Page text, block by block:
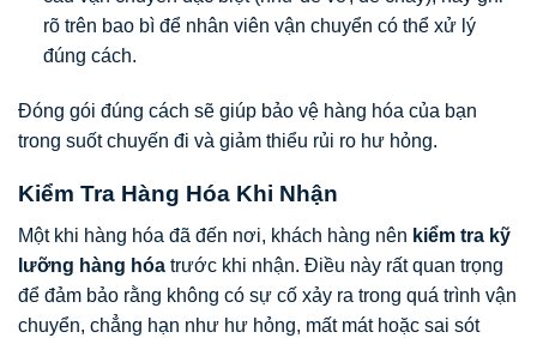
rõ trên bao bì để nhân viên vận chuyển có thể xử lý
đúng cách.
Đóng gói đúng cách sẽ giúp bảo vệ hàng hóa của bạn
trong suốt chuyến đi và giảm thiểu rủi ro hư hỏng.
Kiểm Tra Hàng Hóa Khi Nhận
Một khi hàng hóa đã đến nơi, khách hàng nên kiểm tra kỹ
lưỡng hàng hóa trước khi nhận. Điều này rất quan trọng
để đảm bảo rằng không có sự cố xảy ra trong quá trình vận
chuyển, chẳng hạn như hư hỏng, mất mát hoặc sai sót